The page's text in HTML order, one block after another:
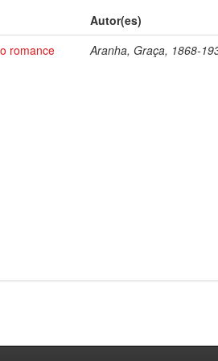
Autor(es)
romance Aranha, Graça, 1868-